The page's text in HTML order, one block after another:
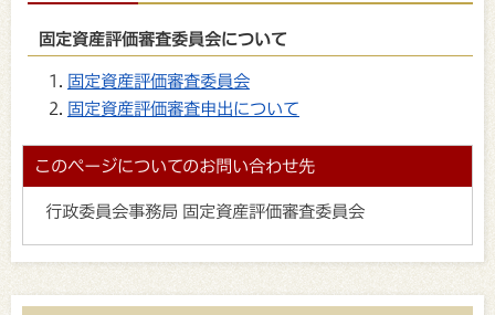
固定資産評価審査委員会について
固定資産評価審査委員会
固定資産評価審査申出について
このページについてのお問い合わせ先
行政委員会事務局 固定資産評価審査委員会